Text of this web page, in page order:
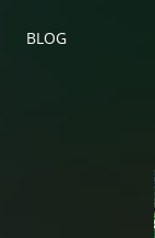
BLOG